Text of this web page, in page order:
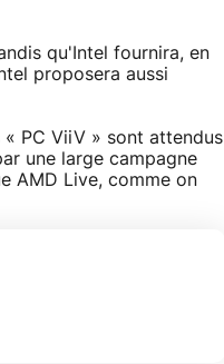
qu'Intel fournira, en
proposera aussi
PC ViiV » sont attendus
une large campagne
AMD Live, comme on